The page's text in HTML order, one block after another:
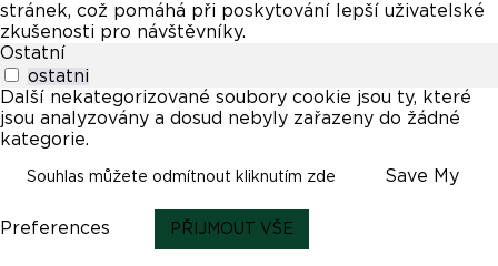
stránek, což pomáhá při poskytování lepší uživatelské
zkušenosti pro návštěvníky.
Ostatní
ostatni
Další nekategorizované soubory cookie jsou ty, které
jsou analyzovány a dosud nebyly zařazeny do žádné
kategorie.
Souhlas můžete odmítnout kliknutím zde Save My
Preferences PŘIJMOUT VŠE